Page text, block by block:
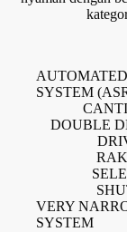
SYSTEM
DOUBLE
VERY
SYSTEM